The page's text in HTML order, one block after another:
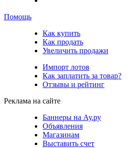
Помощь
Как купить
Как продать
Увеличить продажи
Импорт лотов
Как заплатить за товар?
Отзывы и рейтинг
Реклама на сайте
Баннеры на Ау.ру
Объявления
Магазинам
Выставить счет